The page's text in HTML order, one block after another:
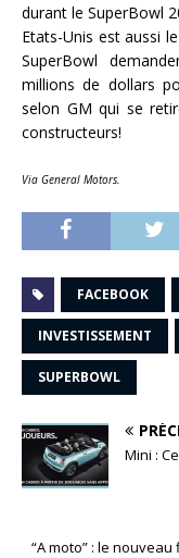
durant le SuperBowl
Etats-Unis est aussi
SuperBowl
millions de dollars
selon GM qui se
constructeurs!
Via General Motors.
FACEBOOK
INVESTISSEMENT
SUPERBOWL
Mini :
“A moto” : le